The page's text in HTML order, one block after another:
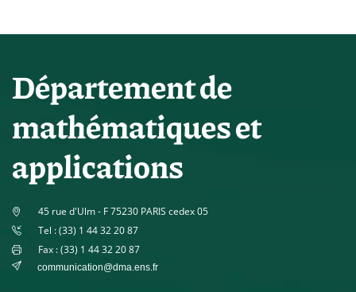
Département de
mathématiques et
applications
45 rue d'Ulm - F 75230 PARIS cedex 05
Tel : (33) 1 44 32 20 87
Fax : (33) 1 44 32 20 87
communication@dma.ens.fr